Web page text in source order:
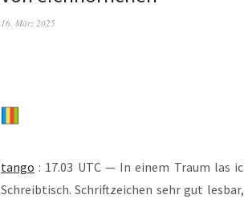
16. März 2025
tan­go : 17.03 UTC — In einem Traum las
Schreib­tisch. Schrift­zei­chen sehr gut